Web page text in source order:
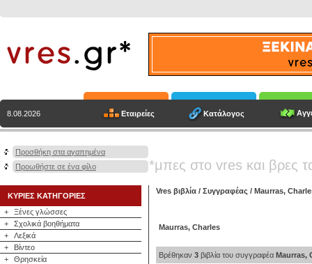
8.08.2026 Εταιρείες Κατάλογος
Προσθήκη στα αγαπημένα
Προωθήστε σε ένα φίλο
*μπες στο vres και βρες
ΚΥΡΙΕΣ ΚΑΤΗΓΟΡΙΕΣ
+
Ξένες γλώσσες
+
Σχολικά βοηθήματα
+
Λεξικά
+
Βίντεο
+
Θρησκεία
Vres βιβλία / Συγγραφέας / Maurras,
Maurras, Charles
Βρέθηκαν 3 βιβλία του συγγραφέα Maurras,